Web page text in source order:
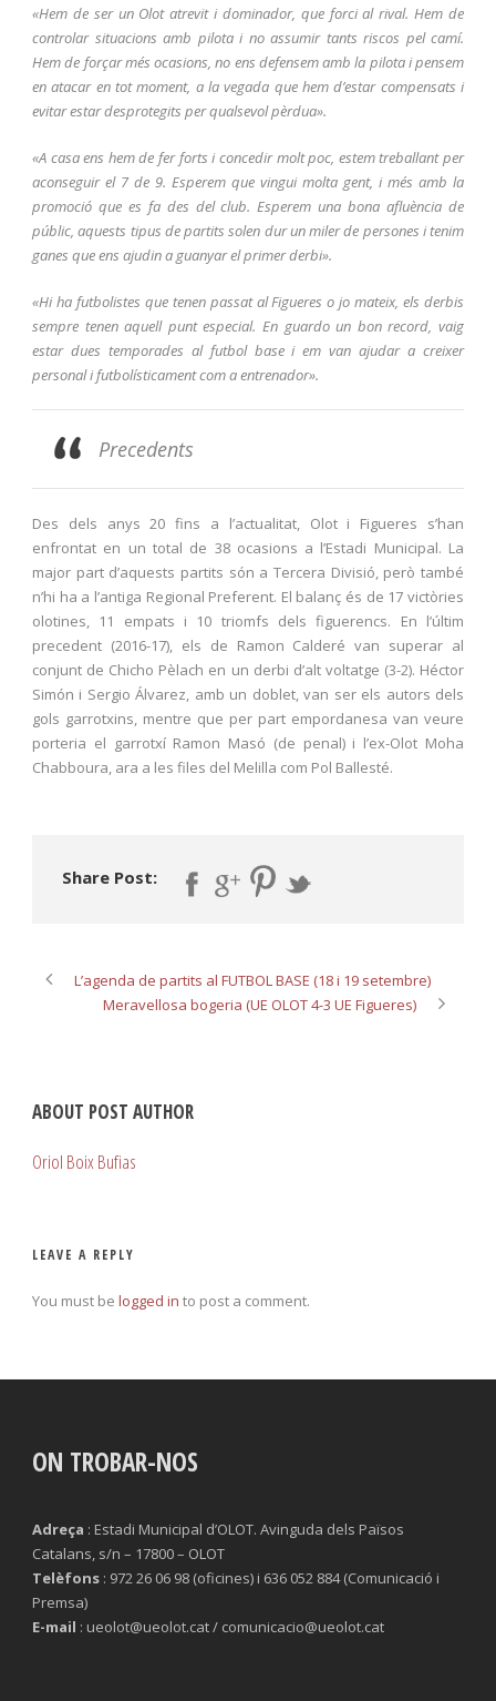
«Hem de ser un Olot atrevit i dominador, que forci al rival. Hem de
controlar situacions amb pilota i no assumir tants riscos pel camí.
Hem de forçar més ocasions, no ens defensem amb la pilota i pensem
en atacar en tot moment, a la vegada que hem d’estar compensats i
evitar estar desprotegits per qualsevol pèrdua».
«A casa ens hem de fer forts i concedir molt poc, estem treballant per
aconseguir el 7 de 9. Esperem que vingui molta gent, i més amb la
promoció que es fa des del club. Esperem una bona afluència de
públic, aquests tipus de partits solen dur un miler de persones i tenim
ganes que ens ajudin a guanyar el primer derbi».
«Hi ha futbolistes que tenen passat al Figueres o jo mateix, els derbis
sempre tenen aquell punt especial. En guardo un bon record, vaig
estar dues temporades al futbol base i em van ajudar a creixer
personal i futbolísticament com a entrenador».
Precedents
Des dels anys 20 fins a l’actualitat, Olot i Figueres s’han
enfrontat en un total de 38 ocasions a l’Estadi Municipal. La
major part d’aquests partits són a Tercera Divisió, però també
n’hi ha a l’antiga Regional Preferent. El balanç és de 17 victòries
olotines, 11 empats i 10 triomfs dels figuerencs. En l’últim
precedent (2016-17), els de Ramon Calderé van superar al
conjunt de Chicho Pèlach en un derbi d’alt voltatge (3-2). Héctor
Simón i Sergio Álvarez, amb un doblet, van ser els autors dels
gols garrotxins, mentre que per part empordanesa van veure
porteria el garrotxí Ramon Masó (de penal) i l’ex-Olot Moha
Chabboura, ara a les files del Melilla com Pol Ballesté.
Share Post:
L’agenda de partits al FUTBOL BASE (18 i 19 setembre)
Meravellosa bogeria (UE OLOT 4-3 UE Figueres)
ABOUT POST AUTHOR
Oriol Boix Bufias
LEAVE A REPLY
You must be logged in to post a comment.
ON TROBAR-NOS
Adreça : Estadi Municipal d’OLOT. Avinguda dels Països
Catalans, s/n – 17800 – OLOT
Telèfons : 972 26 06 98 (oficines) i 636 052 884 (Comunicació i
Premsa)
E-mail : ueolot@ueolot.cat / comunicacio@ueolot.cat